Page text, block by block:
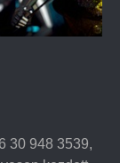
30 948 3539,